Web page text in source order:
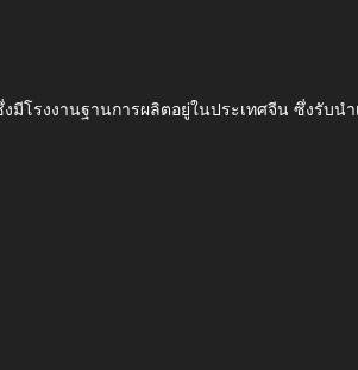
งมีโรงงานฐานการผลิตอยู่ในประเทศจีน ซึ่งรับ